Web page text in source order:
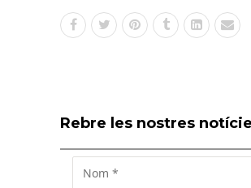
Rebre les nostres